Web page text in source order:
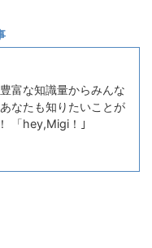
富な知識量からみんな
なたも知りたいことが
「hey,Migi！｣